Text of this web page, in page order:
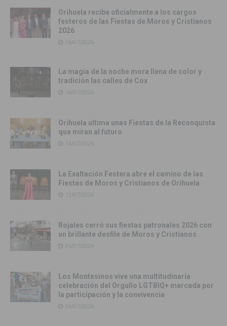
Orihuela recibe oficialmente a los cargos
festeros de las Fiestas de Moros y Cristianos
2026
16/07/2026
La magia de la noche mora llena de color y
tradición las calles de Cox
16/07/2026
Orihuela ultima unas Fiestas de la Reconquista
que miran al futuro
14/07/2026
La Exaltación Festera abre el camino de las
Fiestas de Moros y Cristianos de Orihuela
12/07/2026
Rojales cerró sus fiestas patronales 2026 con
un brillante desfile de Moros y Cristianos
06/07/2026
Los Montesinos vive una multitudinaria
celebración del Orgullo LGTBIQ+ marcada por
la participación y la convivencia
06/07/2026